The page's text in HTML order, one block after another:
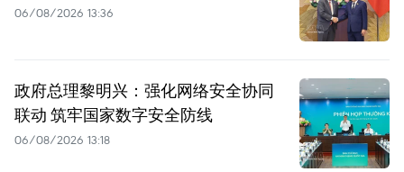
06/08/2026 13:36
政府总理黎明兴：强化网络安全协同
联动 筑牢国家数字安全防线
06/08/2026 13:18